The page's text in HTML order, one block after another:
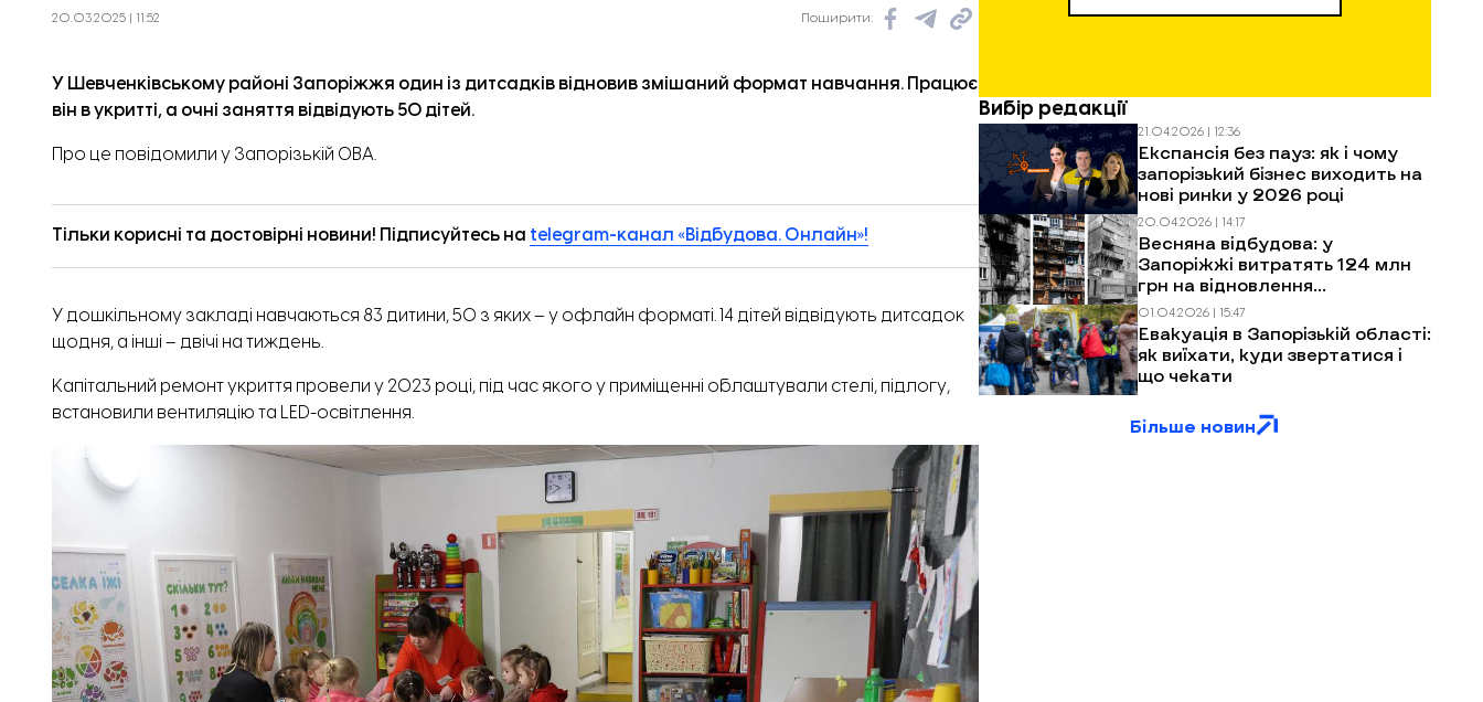
20.03.2025 | 11:52 Поширити:
У Шевченківському районі Запоріжжя один із дитсадків відновив змішаний формат навчання. Працює
він в укритті, а очні заняття відвідують 50 дітей.
Про це повідомили у Запорізькій ОВА.
Тільки корисні та достовірні новини! Підписуйтесь на telegram-канал «Відбудова. Онлайн»!
У дошкільному закладі навчаються 83 дитини, 50 з яких – у офлайн форматі. 14 дітей відвідують дитсадок
щодня, а інші – двічі на тиждень.
Капітальний ремонт укриття провели у 2023 році, під час якого у приміщенні облаштували стелі, підлогу,
встановили вентиляцію та LED-освітлення.
Вибір редакції
21.04.2026 | 12:36
Експансія без пауз: як і чому
запорізький бізнес виходить на
нові ринки у 2026 році
20.04.2026 | 14:17
Весняна відбудова: у
Запоріжжі витратять 124 млн
грн на відновлення
багатоповерхівок після
обстрілів
01.04.2026 | 15:47
Евакуація в Запорізькій області:
як виїхати, куди звертатися і
що чекати
Більше новин